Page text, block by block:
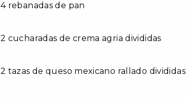
4 rebanadas de pan
2 cucharadas de crema agria divididas
2 tazas de queso mexicano rallado divididas